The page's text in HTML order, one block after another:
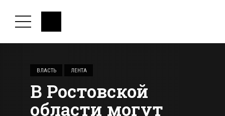
ВЛАСТЬ ЛЕНТА
В Ростовской
области могут